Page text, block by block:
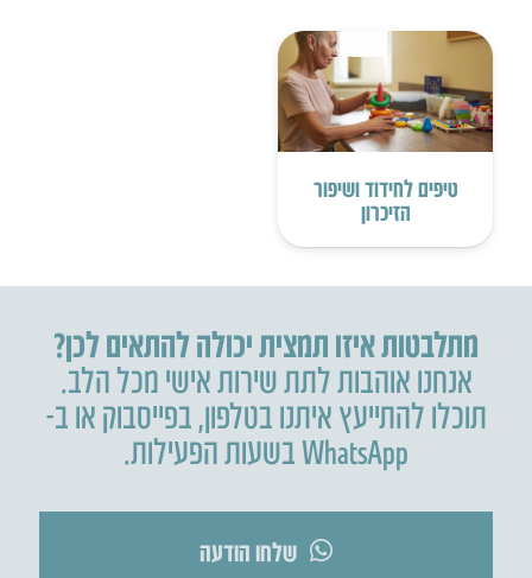
טיפים לחידוד ושיפור
הזיכרון
מתלבטות איזו תמצית יכולה להתאים לכן?
אנחנו אוהבות לתת שירות אישי מכל הלב.
תוכלו להתייעץ איתנו בטלפון,בפייסבוק או ב-
WhatsApp בשעות הפעילות.
שלחו הודעה